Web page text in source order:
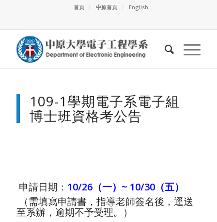
首頁 中原首頁 English
109-1學期電子系電子組
博士班資格考公告
申請日期： 10/26（一）~ 10/30（五）
（需填寫申請書，指導老師簽名後，逕送
至系辦，逾期不予受理。）